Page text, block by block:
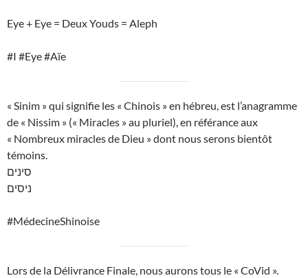
Eye + Eye = Deux Youds = Aleph
#I #Eye #Aïe
« Sinim » qui signifie les « Chinois » en hébreu, est l’anagramme
de « Nissim » (« Miracles » au pluriel), en référance aux
« Nombreux miracles de Dieu » dont nous serons bientôt
témoins.
סינים
ניסים
#MédecineShinoise
Lors de la Délivrance Finale, nous aurons tous le « CoVid ».